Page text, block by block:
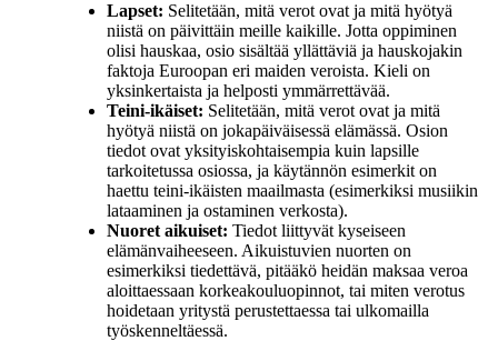
Lapset: Selitetään, mitä verot ovat ja mitä hyötyä
niistä on päivittäin meille kaikille. Jotta oppiminen
olisi hauskaa, osio sisältää yllättäviä ja hauskojakin
faktoja Euroopan eri maiden veroista. Kieli on
yksinkertaista ja helposti ymmärrettävää.
Teini-ikäiset: Selitetään, mitä verot ovat ja mitä
hyötyä niistä on jokapäiväisessä elämässä. Osion
tiedot ovat yksityiskohtaisempia kuin lapsille
tarkoitetussa osiossa, ja käytännön esimerkit on
haettu teini-ikäisten maailmasta (esimerkiksi musiikin
lataaminen ja ostaminen verkosta).
Nuoret aikuiset: Tiedot liittyvät kyseiseen
elämänvaiheeseen. Aikuistuvien nuorten on
esimerkiksi tiedettävä, pitääkö heidän maksaa veroa
aloittaessaan korkeakouluopinnot, tai miten verotus
hoidetaan yritystä perustettaessa tai ulkomailla
työskenneltäessä.